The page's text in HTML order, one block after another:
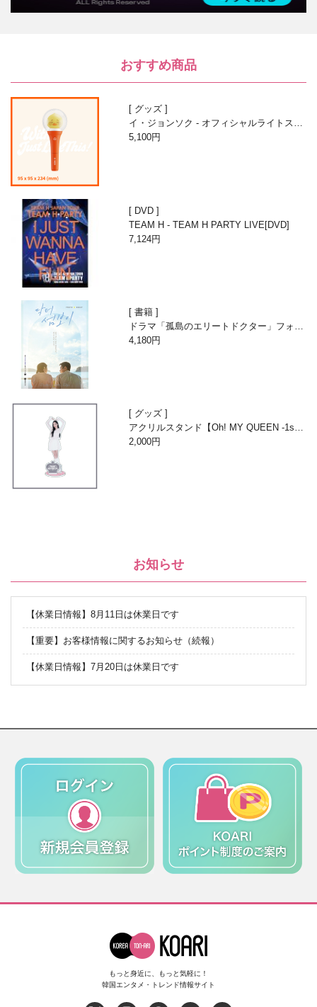
おすすめ商品
グッズ
イ・ジョンソク - オフィシャルライトステ
ィック
5,100円
DVD
TEAM H - TEAM H PARTY LIVE[DVD]
7,124円
書籍
ドラマ「孤島のエリートドクター」フォト
エッセイ
4,180円
グッズ
アクリルスタンド【Oh! MY QUEEN -1st A
nniversary with Beans-】
2,000円
お知らせ
【休業日情報】8月11日は休業日です
【重要】お客様情報に関するお知らせ（続報）
【休業日情報】7月20日は休業日です
もっと身近に、もっと気軽に！
韓国エンタメ・トレンド情報サイト